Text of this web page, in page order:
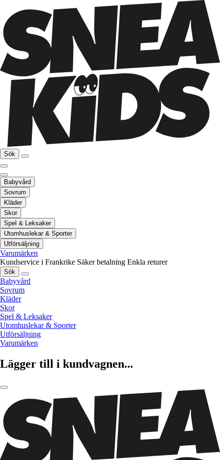
Sök
Babyvård
Sovrum
Kläder
Skor
Spel & Leksaker
Utomhuslekar & Sporter
Utförsäljning
Varumärken
Kundservice i Frankrike Säker betalning Enkla returer
Sök
Babyvård
Sovrum
Kläder
Skor
Spel & Leksaker
Utomhuslekar & Sporter
Utförsäljning
Varumärken
Lägger till i kundvagnen...